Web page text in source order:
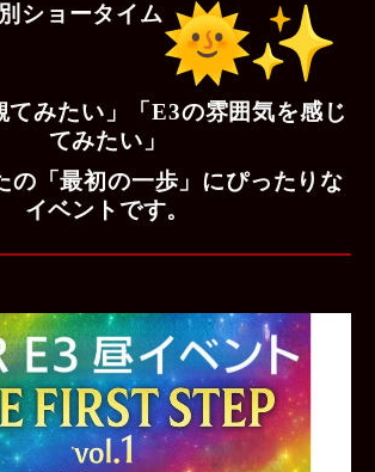
ショータイム
てみたい」「E3の雰囲気を感じ
てみたい」
の「最初の一歩」にぴったりな
イベントです。